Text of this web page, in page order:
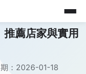
薦店家與實用
： 2026-01-18